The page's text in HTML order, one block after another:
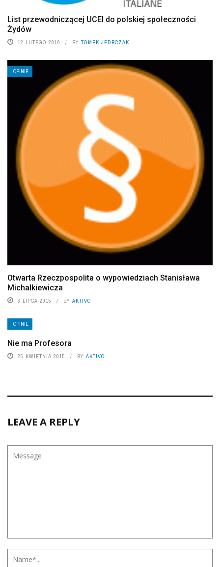
List przewodniczącej UCEI do polskiej społeczności
Żydów
12 LUTEGO 2018 BY TOMEK JEDRCZAK
OPINIE
Otwarta Rzeczpospolita o wypowiedziach Stanisława
Michalkiewicza
3 LIPCA 2015 BY AKTIVO
OPINIE
Nie ma Profesora
25 KWIETNIA 2015 BY AKTIVO
LEAVE A REPLY